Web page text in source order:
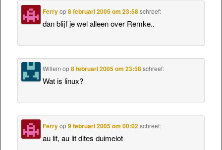
Ferryop8 februari 2005 om 23:58 schreef:
dan blijf je wel alleen over Remke..
Willem op8 februari 2005 om 23:58 schreef:
Wat is linux?
Ferryop9 februari 2005 om 00:02 schreef:
au lit, au lit dites duimelot